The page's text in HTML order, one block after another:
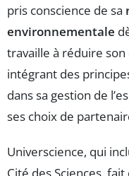
pris conscience de sa
environnementale
travaille à réduire
intégrant des
dans sa gestion de
ses choix de
Universcience, qui